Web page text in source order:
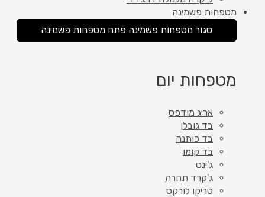
מטפחות פשמינה
סגור מטפחות פשמינה פתח מטפחות פשמינה
מטפחות יום
אריג מודפס
בד גובלן
בד כותנה
בד קומו
ג'ינס
ג'קרד תחרה
טריקו לורקס